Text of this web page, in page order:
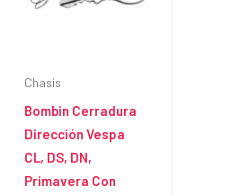
Chasis
Bombin Cerradura
Dirección Vespa
CL, DS, DN,
Primavera Con